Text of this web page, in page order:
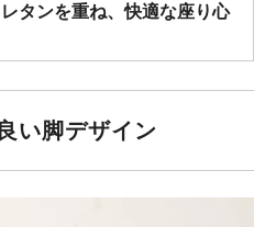
タンを重ね、快適な座り心
い脚デザイン